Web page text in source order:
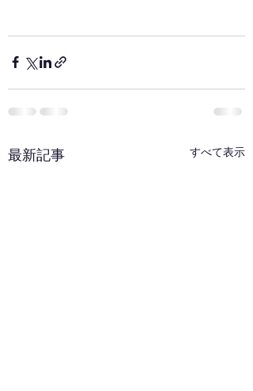
最新記事 すべて表示